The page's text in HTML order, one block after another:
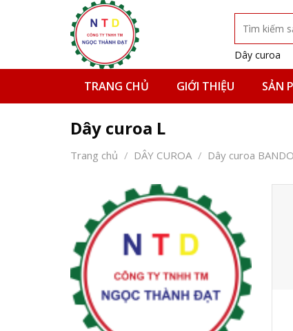
kiếm:
Dây curoa
TRANG CHỦ GIỚI THIỆU SẢN
Dây curoa L
Trang chủ / DÂY CUROA / Dây curoa BANDO